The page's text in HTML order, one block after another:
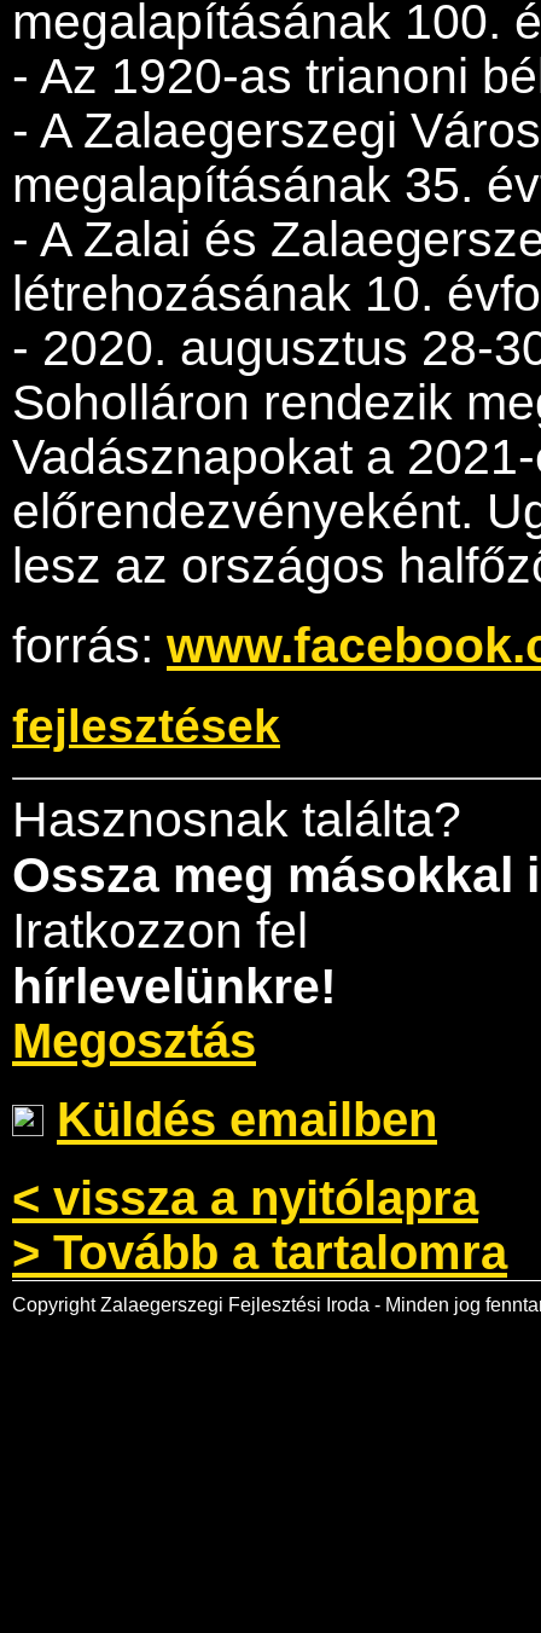
megalapításának 100.
- Az 1920-as trianoni
- A Zalaegerszegi
megalapításának 35.
- A Zalai és
létrehozásának 10.
- 2020. augusztus 28-
Soholláron rendezik
Vadásznapokat a
előrendezvényeként.
lesz az országos
forrás:
fejlesztések
Hasznosnak találta?
Ossza meg másokkal
Iratkozzon fel
hírlevelünkre!
Megosztás
Küldés emailben
< vissza a nyitólapra
> Tovább a tartalomra
Copyright Zalaegerszegi Fejlesztési Iroda - Minden jog